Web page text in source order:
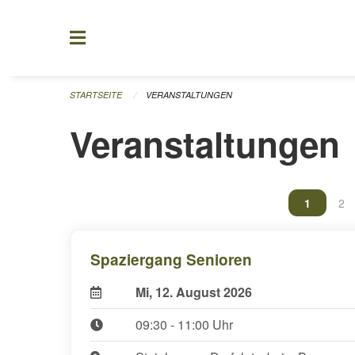
STARTSEITE VERANSTALTUNGEN
Veranstaltungen
Vous
1 2
Spaziergang Senioren
Mi, 12. August 2026
09:30 - 11:00 Uhr